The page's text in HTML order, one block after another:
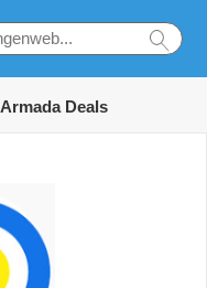
Armada Deals